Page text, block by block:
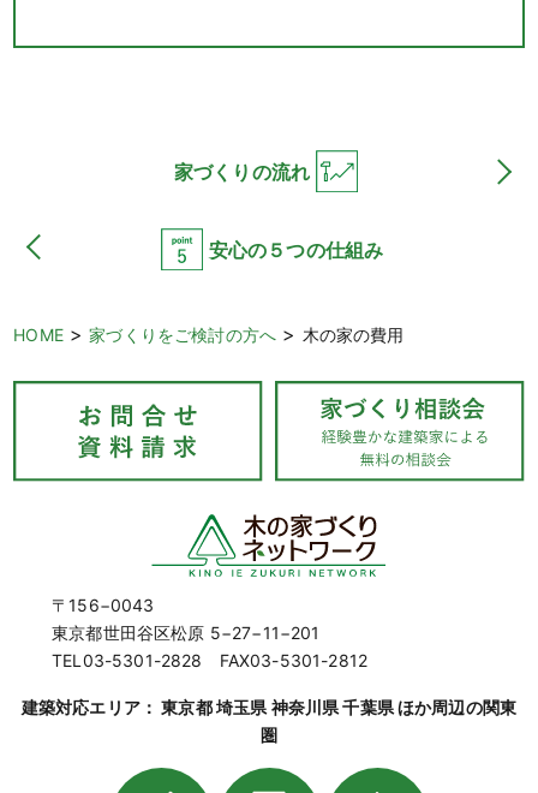
安心の５つの仕組み
家づくりの流れ
HOME>家づくりをご検討の方へ > 木の家の費用
〒156−0043
東京都世田谷区松原 5−27−11−201
TEL03-5301-2828 FAX03-5301-2812
建築対応エリア： 東京都 埼玉県 神奈川県 千葉県 ほか周辺の関東
圏